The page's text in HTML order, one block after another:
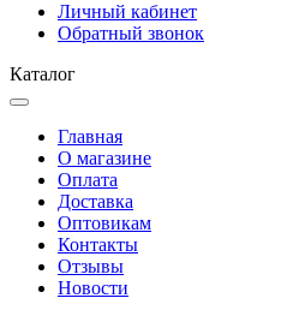
Личный кабинет
Обратный звонок
Каталог
Главная
О магазине
Оплата
Доставка
Оптовикам
Контакты
Отзывы
Новости